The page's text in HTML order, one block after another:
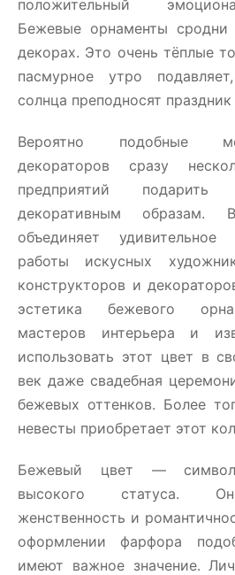
положительный
Бежевые орнаменты сродни
декорах. Это очень тёплые
пасмурное утро
солнца преподносят
Вероятно подобные
декораторов сразу
предприятий подарить
декоративным образам.
объединяет удивительное
работы искусных
конструкторов и
эстетика бежевого
мастеров интерьера и
использовать этот цвет в
век даже свадебная
бежевых оттенков. Более
невесты приобретает этот
Бежевый цвет — символ
высокого статуса.
женственность и
оформлении фарфора
имеют важное значение.